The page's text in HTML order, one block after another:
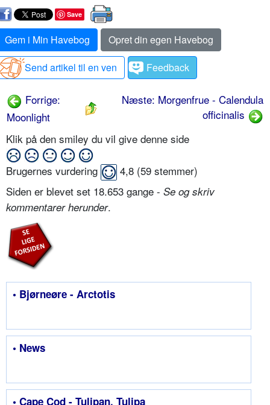
Save
Gem i Min Havebog
Opret din egen Havebog
Send artikel til en ven
Feedback
Forrige:
Moonlight
Næste: Morgenfrue - Calendula
officinalis
Klik på den smiley du vil give denne side
Brugernes vurdering 4,8 (59 stemmer)
Siden er blevet set 18.653 gange - Se og skriv
kommentarer herunder.
• Bjørneøre - Arctotis
• News
• Cape Cod - Tulipan, Tulipa